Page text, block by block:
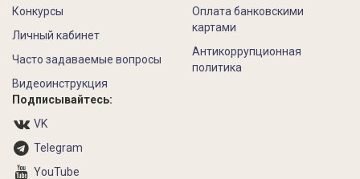
Конкурсы
Личный кабинет
Часто задаваемые вопросы
Видеоинструкция
Оплата банковскими
картами
Антикоррупционная
политика
Подписывайтесь:
VK
Telegram
YouTube